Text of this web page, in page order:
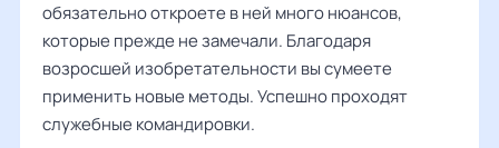
обязательно откроете в ней много нюансов,
которые прежде не замечали. Благодаря
возросшей изобретательности вы сумеете
применить новые методы. Успешно проходят
служебные командировки.